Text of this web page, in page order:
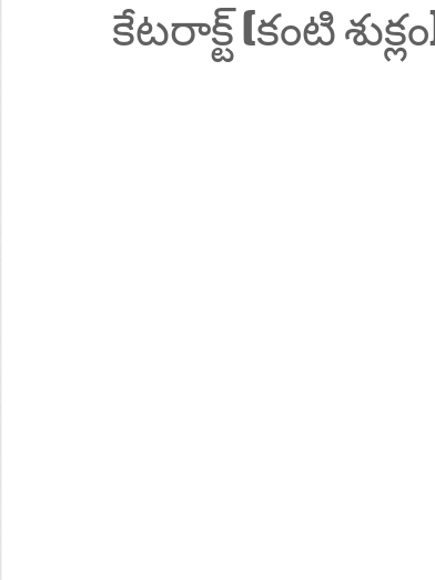
కేటరాక్ట్ (కంటి